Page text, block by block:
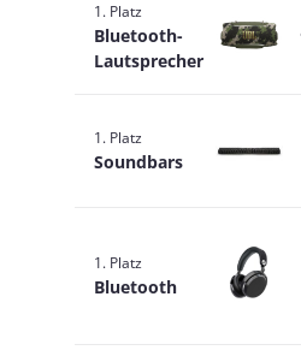
1. Platz
Bluetooth-
Lautsprecher
1. Platz
Soundbars
1. Platz
Bluetooth